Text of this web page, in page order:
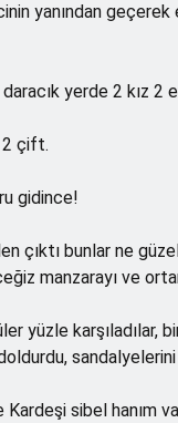
yanından geçerek
yerde 2 kız 2
2 çift.
gidince!
çıktı bunlar ne
manzarayı ve
yüzle karşıladılar,
sibel hanım